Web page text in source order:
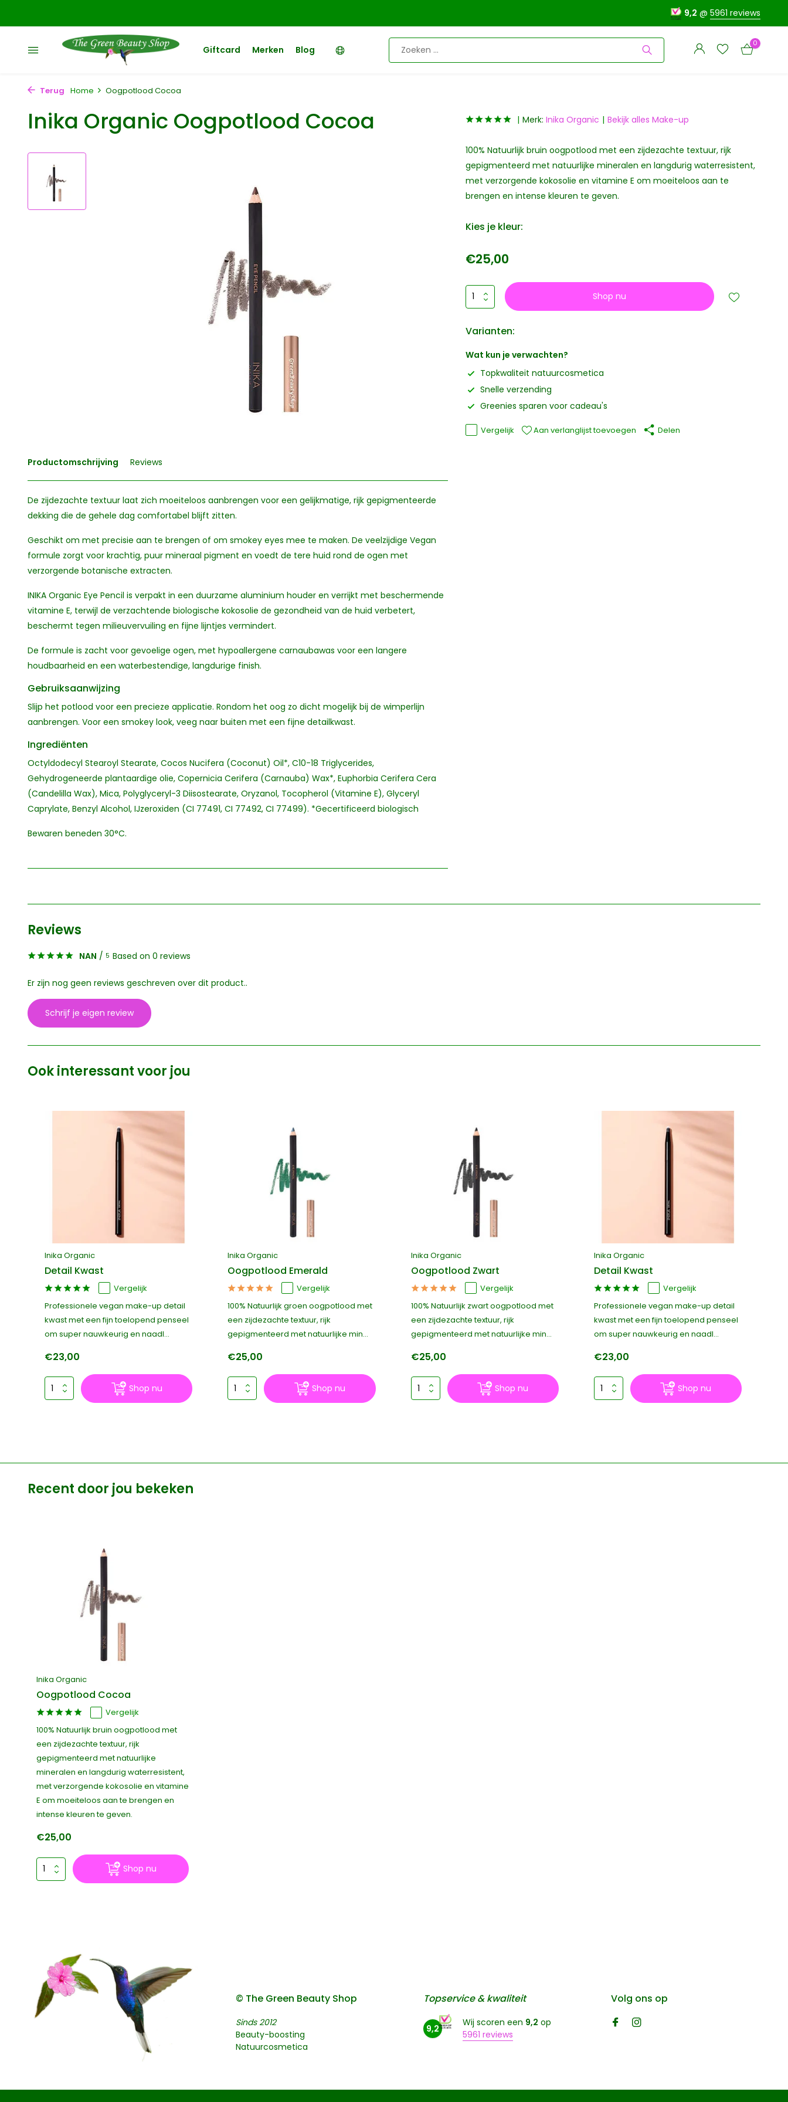
9,2 @ 5961 reviews
Giftcard Merken Blog
Account
aanmaken
Account
aanmaken
0
Terug Home Oogpotlood Cocoa
Inika Organic Oogpotlood Cocoa
Productomschrijving Reviews
De zijdezachte textuur laat zich moeiteloos aanbrengen voor een gelijkmatige, rijk gepigmenteerde
dekking die de gehele dag comfortabel blijft zitten.
Geschikt om met precisie aan te brengen of om smokey eyes mee te maken. De veelzijdige Vegan
formule zorgt voor krachtig, puur mineraal pigment en voedt de tere huid rond de ogen met
verzorgende botanische extracten.
INIKA Organic Eye Pencil is verpakt in een duurzame aluminium houder en verrijkt met beschermende
vitamine E, terwijl de verzachtende biologische kokosolie de gezondheid van de huid verbetert,
beschermt tegen milieuvervuiling en fijne lijntjes vermindert.
De formule is zacht voor gevoelige ogen, met hypoallergene carnaubawas voor een langere
houdbaarheid en een waterbestendige, langdurige finish.
Gebruiksaanwijzing
Slijp het potlood voor een precieze applicatie. Rondom het oog zo dicht mogelijk bij de wimperlijn
aanbrengen. Voor een smokey look, veeg naar buiten met een fijne detailkwast.
Ingrediënten
Octyldodecyl Stearoyl Stearate, Cocos Nucifera (Coconut) Oil*, C10-18 Triglycerides,
Gehydrogeneerde plantaardige olie, Copernicia Cerifera (Carnauba) Wax*, Euphorbia Cerifera Cera
(Candelilla Wax), Mica, Polyglyceryl-3 Diisostearate, Oryzanol, Tocopherol (Vitamine E), Glyceryl
Caprylate, Benzyl Alcohol, IJzeroxiden (CI 77491, CI 77492, CI 77499). *Gecertificeerd biologisch
Bewaren beneden 30°C.
Merk: Inika Organic Bekijk alles Make-up
100% Natuurlijk bruin oogpotlood met een zijdezachte textuur, rijk
gepigmenteerd met natuurlijke mineralen en langdurig waterresistent,
met verzorgende kokosolie en vitamine E om moeiteloos aan te
brengen en intense kleuren te geven.
Kies je kleur:
€25,00
Shop nu
Varianten:
Wat kun je verwachten?
Topkwaliteit natuurcosmetica
Snelle verzending
Greenies sparen voor cadeau's
Vergelijk Aan verlanglijst toevoegen Delen
Reviews
NAN / 5 Based on 0 reviews
Er zijn nog geen reviews geschreven over dit product..
Schrijf je eigen review
Ook interessant voor jou
Inika Organic
Detail Kwast
Vergelijk
Professionele vegan make-up detail
kwast met een fijn toelopend penseel
om super nauwkeurig en naadl...
€23,00
Shop nu
Inika Organic
Oogpotlood Emerald
Vergelijk
100% Natuurlijk groen oogpotlood met
een zijdezachte textuur, rijk
gepigmenteerd met natuurlijke min...
€25,00
Shop nu
Inika Organic
Oogpotlood Zwart
Vergelijk
100% Natuurlijk zwart oogpotlood met
een zijdezachte textuur, rijk
gepigmenteerd met natuurlijke min...
€25,00
Shop nu
Inika Organic
Detail Kwast
Vergelijk
Professionele vegan make-up detail
kwast met een fijn toelopend penseel
om super nauwkeurig en naadl...
€23,00
Shop nu
Recent door jou bekeken
Inika Organic
Oogpotlood Cocoa
Vergelijk
100% Natuurlijk bruin oogpotlood met
een zijdezachte textuur, rijk
gepigmenteerd met natuurlijke
mineralen en langdurig waterresistent,
met verzorgende kokosolie en vitamine
E om moeiteloos aan te brengen en
intense kleuren te geven.
€25,00
Shop nu
© The Green Beauty Shop
Sinds 2012
Beauty-boosting
Natuurcosmetica
Topservice & kwaliteit
9,2
Wij scoren een 9,2 op
5961 reviews
Volg ons op